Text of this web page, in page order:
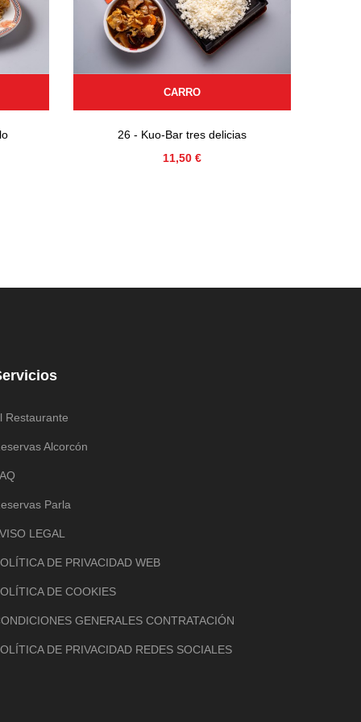
CARRO
26 - Kuo-Bar tres delicias
Precio
11,50 €
Restaurante
Alcorcón
Parla
LEGAL
DE PRIVACIDAD WEB
DE COOKIES
GENERALES CONTRATACIÓN
DE PRIVACIDAD REDES SOCIALES